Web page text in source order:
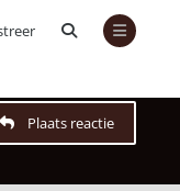
Plaats reactie